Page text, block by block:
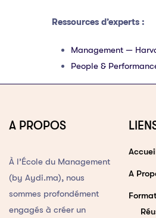
Ressources d’experts :
Management —
People &
A PROPOS
À l’École du Management
(by Aydi.ma), nous
sommes profondément
engagés à créer un
A